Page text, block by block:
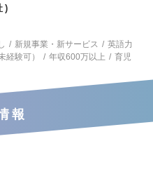
新規事業・新サービス
英語力
経験可） 年収600万以上
育児
報